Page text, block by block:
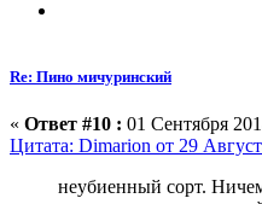
Re: Пино мичуринский
« Ответ #10 : 01 Сентября
Цитата: Dimarion от 29
неубиенный сорт.